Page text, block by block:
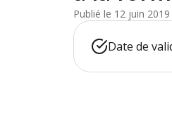
Publié le 12 juin 2019
Date de